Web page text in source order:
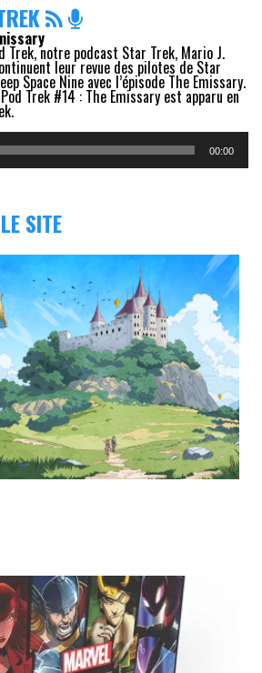
Trek, notre podcast Star Trek, Mario J.
leur revue des pilotes de Star
Space Nine avec l’épisode The Emissary.
Trek #14 : The Emissary est apparu en
00:00
SITE